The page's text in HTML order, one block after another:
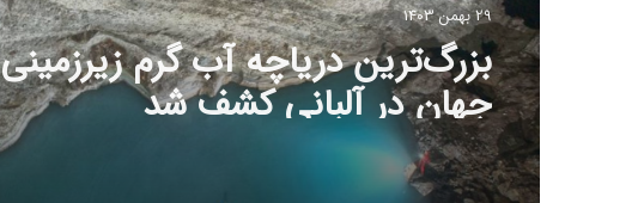
29 بهمن 1403
بزرگ‌ترین دریاچه آب گرم زیرزمینی
جهان در آلبانی کشف شد